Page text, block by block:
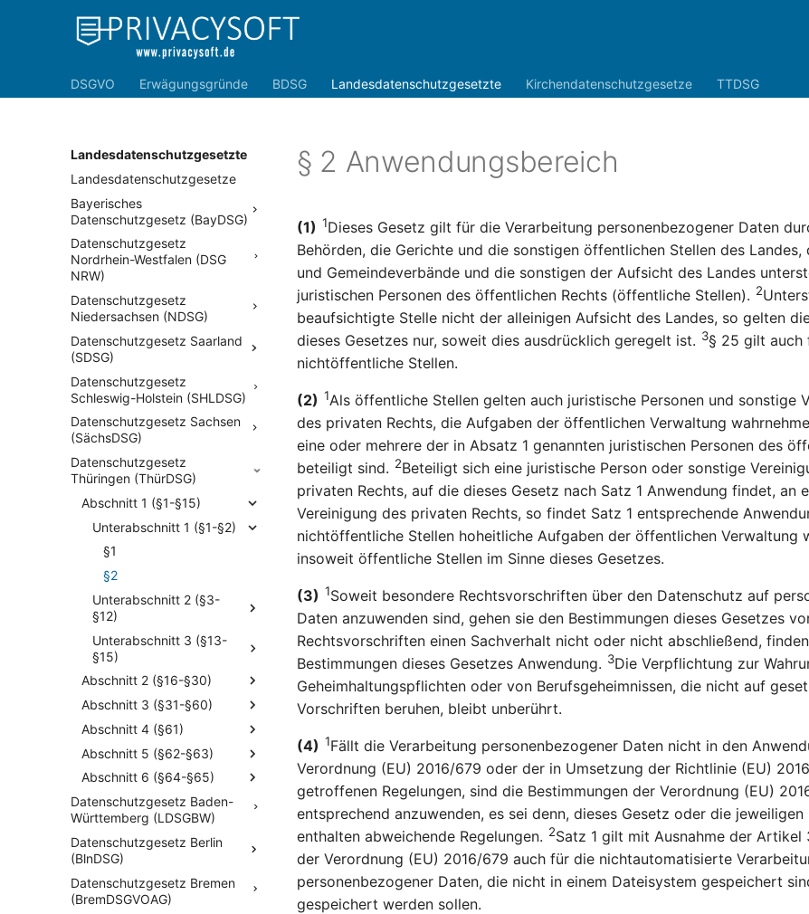
DSGVO Erwägungsgründe BDSG Landesdatenschutzgesetzte Kirchendatenschutzgesetze TTDSG
Landesdatenschutzgesetzte
Landesdatenschutzgesetze
Bayerisches
Datenschutzgesetz (BayDSG)
Datenschutzgesetz
Nordrhein-Westfalen (DSG
NRW)
Datenschutzgesetz
Niedersachsen (NDSG)
Datenschutzgesetz Saarland
(SDSG)
Datenschutzgesetz
Schleswig-Holstein (SHLDSG)
Datenschutzgesetz Sachsen
(SächsDSG)
Datenschutzgesetz
Thüringen (ThürDSG)
Abschnitt 1 (§1-§15)
Unterabschnitt 1 (§1-§2)
§1
§2
Unterabschnitt 2 (§3-
§12)
Unterabschnitt 3 (§13-
§15)
Abschnitt 2 (§16-§30)
Abschnitt 3 (§31-§60)
Abschnitt 4 (§61)
Abschnitt 5 (§62-§63)
Abschnitt 6 (§64-§65)
Datenschutzgesetz Baden-
Württemberg (LDSGBW)
Datenschutzgesetz Berlin
(BlnDSG)
Datenschutzgesetz Bremen
(BremDSGVOAG)
§ 2 Anwendungsbereich
(1) 1Dieses Gesetz gilt für die Verarbeitung personenbezogener Daten
Behörden, die Gerichte und die sonstigen öffentlichen Stellen des Landes,
und Gemeindeverbände und die sonstigen der Aufsicht des Landes
juristischen Personen des öffentlichen Rechts (öffentliche Stellen). 2
beaufsichtigte Stelle nicht der alleinigen Aufsicht des Landes, so gelten
dieses Gesetzes nur, soweit dies ausdrücklich geregelt ist. 3§ 25 gilt auch
nichtöffentliche Stellen.
(2) 1Als öffentliche Stellen gelten auch juristische Personen und sonstige
des privaten Rechts, die Aufgaben der öffentlichen Verwaltung
eine oder mehrere der in Absatz 1 genannten juristischen Personen des
beteiligt sind. 2Beteiligt sich eine juristische Person oder sonstige
privaten Rechts, auf die dieses Gesetz nach Satz 1 Anwendung findet, an
Vereinigung des privaten Rechts, so findet Satz 1 entsprechende
nichtöffentliche Stellen hoheitliche Aufgaben der öffentlichen Verwaltung
insoweit öffentliche Stellen im Sinne dieses Gesetzes.
(3) 1Soweit besondere Rechtsvorschriften über den Datenschutz auf
Daten anzuwenden sind, gehen sie den Bestimmungen dieses Gesetzes
Rechtsvorschriften einen Sachverhalt nicht oder nicht abschließend,
Bestimmungen dieses Gesetzes Anwendung. 3Die Verpflichtung zur
Geheimhaltungspflichten oder von Berufsgeheimnissen, die nicht auf
Vorschriften beruhen, bleibt unberührt.
(4) 1Fällt die Verarbeitung personenbezogener Daten nicht in den
Verordnung (EU) 2016/679 oder der in Umsetzung der Richtlinie (EU)
getroffenen Regelungen, sind die Bestimmungen der Verordnung (EU)
entsprechend anzuwenden, es sei denn, dieses Gesetz oder die jeweiligen
enthalten abweichende Regelungen. 2Satz 1 gilt mit Ausnahme der Artikel
der Verordnung (EU) 2016/679 auch für die nichtautomatisierte
personenbezogener Daten, die nicht in einem Dateisystem gespeichert
gespeichert werden sollen.